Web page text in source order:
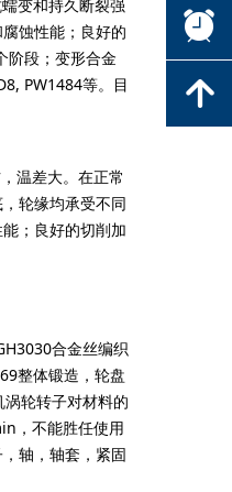
变和持久断裂强
蚀性能；良好的
阶段；变形合金
PW1484等。目
温差大。在正常
轮缘均承受不同
；良好的切削加
合金丝编织
整体锻造，轮盘
轮转子对材料的
，不能胜任使用
轴，轴套，紧固
뀥
녕